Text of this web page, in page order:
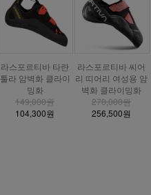
라스포르티바 타란
툴라 암벽화 클라이
밍화
149,000원
104,300원
라스포르티바 씨어
리 띠어리 여성용 암
벽화 클라이밍화
270,000원
256,500원